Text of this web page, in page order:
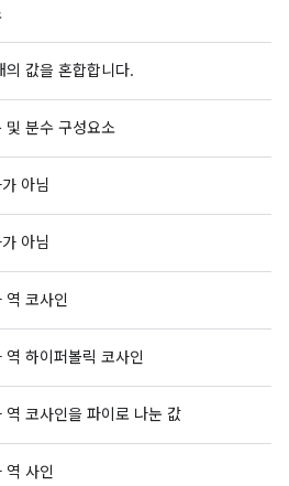
의 값을 혼합합니다.
및 분수 구성요소
아님
아님
역 코사인
역 하이퍼볼릭 코사인
역 코사인을 파이로 나눈 값
역 사인